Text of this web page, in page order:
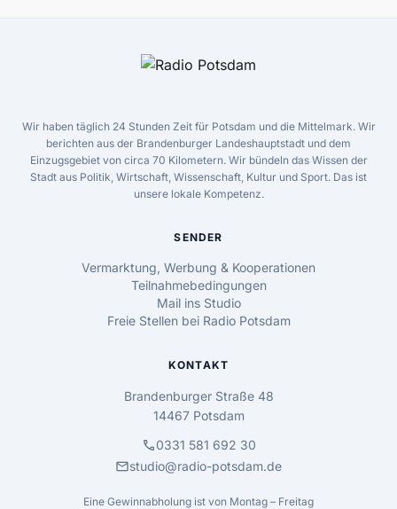
Wir haben täglich 24 Stunden Zeit für Potsdam und die Mittelmark. Wir
berichten aus der Brandenburger Landeshauptstadt und dem
Einzugsgebiet von circa 70 Kilometern. Wir bündeln das Wissen der
Stadt aus Politik, Wirtschaft, Wissenschaft, Kultur und Sport. Das ist
unsere lokale Kompetenz.
SENDER
Vermarktung, Werbung & Kooperationen
Teilnahmebedingungen
Mail ins Studio
Freie Stellen bei Radio Potsdam
KONTAKT
Brandenburger Straße 48
14467 Potsdam
call0331 581 692 30
mailstudio@radio-potsdam.de
Eine Gewinnabholung ist von Montag – Freitag